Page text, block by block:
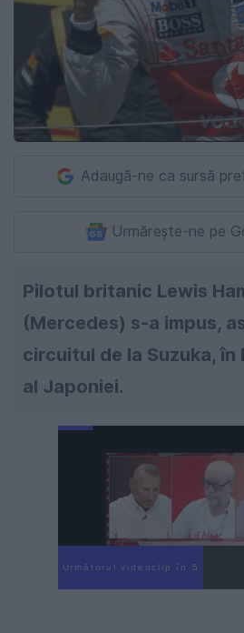
Adaugă-ne ca sursă
Urmărește-ne pe
Pilotul britanic Lewis
(Mercedes) s-a impus,
circuitul de la Suzuka, în
al Japoniei.
Următorul videoclip în 4